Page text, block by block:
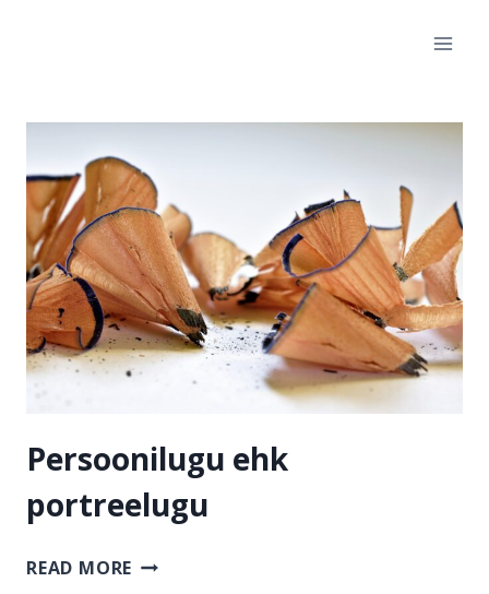
Persoonilugu ehk
portreelugu
READ MORE PERSOONILUGU